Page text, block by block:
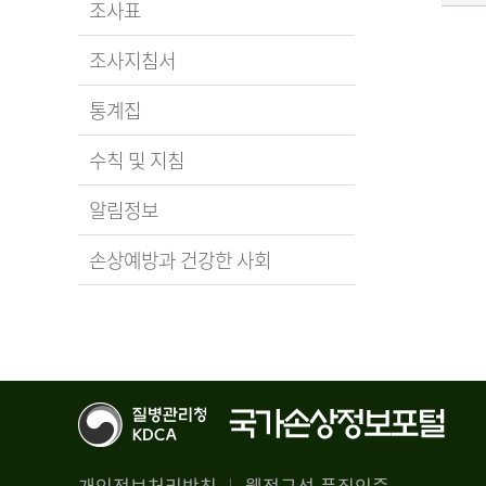
조사표
조사지침서
통계집
수칙 및 지침
알림정보
손상예방과 건강한 사회